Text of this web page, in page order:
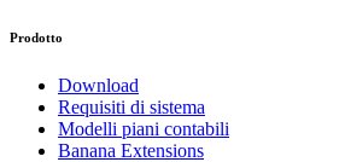
Prodotto
Download
Requisiti di sistema
Modelli piani contabili
Banana Extensions